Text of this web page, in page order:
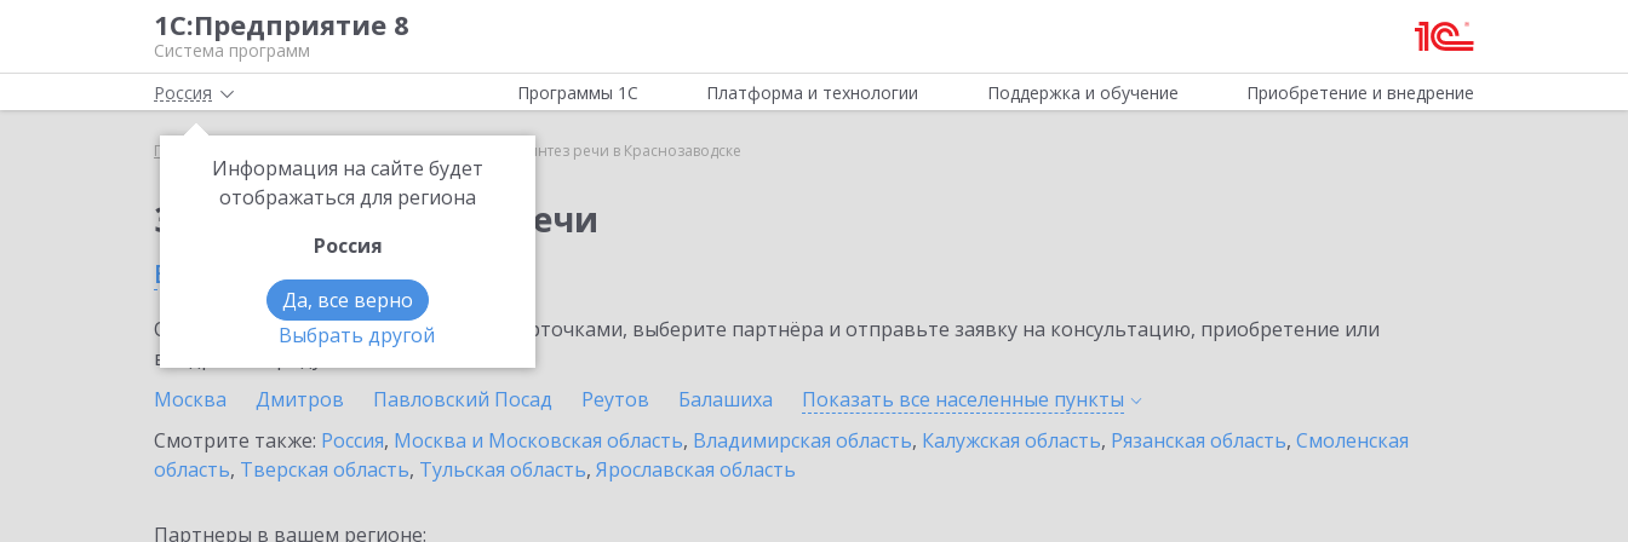
1С:Предприятие 8
Система программ
Россия
Информация на сайте будет
отображаться для региона
Россия
Да, все верно
Выбрать другой
Программы 1С Платформа и технологии Поддержка и обучение Приобретение и внедрение
Главная 1С:Синтез речи в Краснозаводске
Заказать 1С:Синтез речи
в Краснозаводске
Ознакомьтесь с информационными карточками, выберите партнёра и отправьте заявку на консультацию, приобретение или
внедрение продукта.
Москва
Дмитров Павловский Посад Реутов Балашиха Показать все населенные пункты
Смотрите также: Россия, Москва и Московская область, Владимирская область, Калужская область, Рязанская область, Смоленская
область, Тверская область, Тульская область, Ярославская область
Партнеры в вашем регионе: